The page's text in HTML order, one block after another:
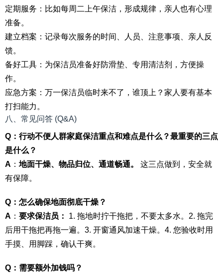
定期服务：比如每周二上午保洁，形成规律，亲人也有心理
准备。
建立档案：记录每次服务的时间、人员、注意事项、亲人反
馈。
备好工具：为保洁员准备好防滑垫、专用清洁剂，方便操
作。
应急方案：万一保洁员临时来不了，谁顶上？家人要有基本
打扫能力。
八、常见问答 (Q&A)
Q：行动不便人群家庭保洁重点和难点是什么？最重要的三点
是什么？
A ： 地面干燥、物品归位、通道畅通。
这三点做到，安全就
有保障。
Q：怎么确保地面彻底干燥？
A ： 要求保洁员：
1. 拖地时拧干拖把，不要太多水。2. 拖完
后用干拖把再拖一遍。3. 开窗通风加速干燥。4. 您验收时用
手摸、用脚踩，确认干爽。
Q：需要额外加钱吗？